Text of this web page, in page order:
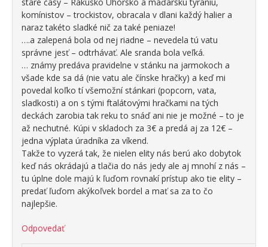
komínistov – trockistov, obracala v dlani každý halier a
naraz takéto sladké nič za také peniaze!
….a zalepená bola od nej riadne – nevedela tú vatu
správne jesť – odtrhávať. Ale sranda bola veľká.
… známy predáva pravidelne v stánku na jarmokoch a
všade kde sa dá (nie vatu ale čínske hračky) a keď mi
povedal koľko tí všemožní stánkari (popcorn, vata,
sladkosti) a on s tými ftalátovými hračkami na tých
deckách zarobia tak reku to snáď ani nie je možné – to je
až nechutné. Kúpi v skladoch za 3€ a predá aj za 12€ –
jedna výplata úradníka za víkend.
Takže to vyzerá tak, že nielen elity nás berú ako dobytok
keď nás okrádajú a tlačia do nás jedy ale aj mnohí z nás –
tu úplne dole majú k ľuďom rovnakí prístup ako tie elity –
predať ľuďom akýkoľvek bordel a mať sa za to čo
najlepšie.
Odpovedať